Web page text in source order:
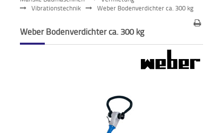
Kommunaltechnik
Anbaugeräte
Vibrationstechnik
Weber Bodenverdichter ca. 300 kg
Weber Bodenverdichter ca. 300 kg